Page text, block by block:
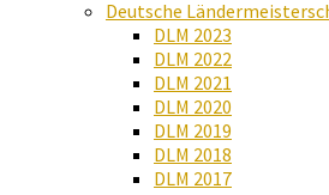
Deutsche
DLM 2023
DLM 2022
DLM 2021
DLM 2020
DLM 2019
DLM 2018
DLM 2017